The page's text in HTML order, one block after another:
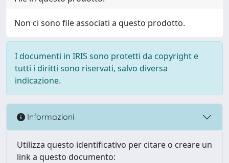
Non ci sono file associati a questo prodotto.
I documenti in IRIS sono protetti da copyright e
tutti i diritti sono riservati, salvo diversa
indicazione.
Informazioni
Utilizza questo identificativo per citare o creare un
link a questo documento: